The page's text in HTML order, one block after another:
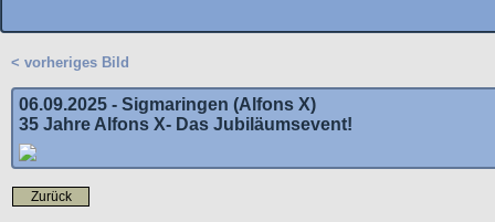
< vorheriges Bild
06.09.2025 - Sigmaringen (Alfons X)
35 Jahre Alfons X- Das Jubiläumsevent!